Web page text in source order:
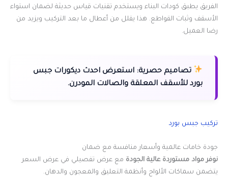
الفريق يطبق كودات البناء ويستخدم تقنيات قياس حديثة لضمان استواء
الأسقف وثبات القواطع. هذا يقلل من أعطال ما بعد التركيب ويزيد من
رضا العميل.
تصاميم حصرية: استعرض احدث ديكورات جبس
بورد للأسقف المعلقة والصالات المودرن.
تركيب جبس بورد
جودة خامات عالمية وأسعار منافسة مع ضمان
نوفر مواد مستوردة عالية الجودة مع عرض تفصيلي في عرض السعر
يتضمن سماكات الألواح وأنظمة التعليق والمعجون والدهان.